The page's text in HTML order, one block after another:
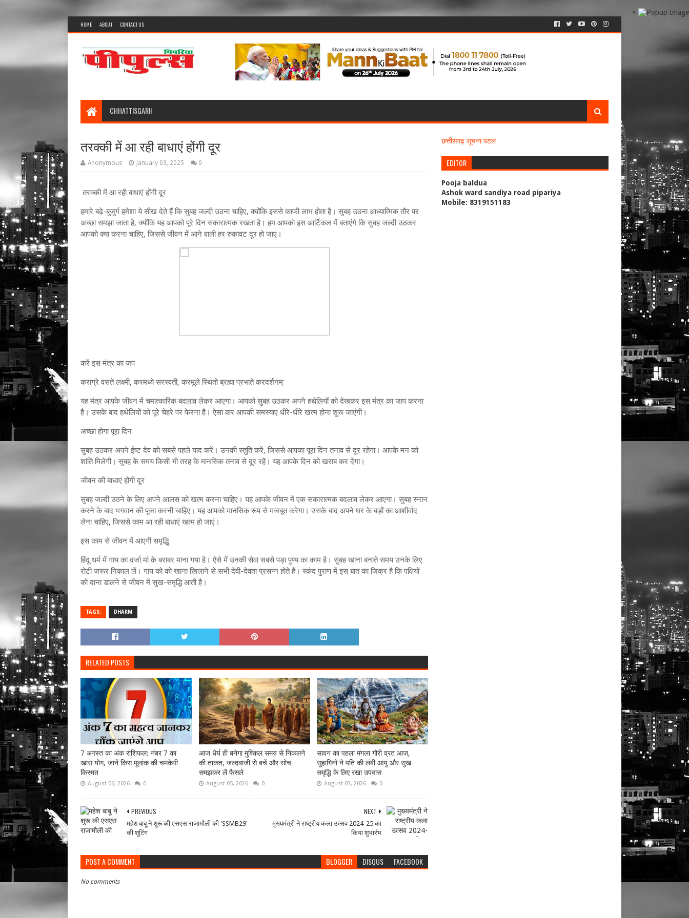
×
HOME ABOUT CONTACT US
CHHATTISGARH
तरक्की में आ रही बाधाएं होंगी दूर
Anonymous January 03, 2025 0
तरक्की में आ रही बाधाएं होंगी दूर
हमारे बढ़े-बुजुर्ग हमेशा ये सीख देते हैं कि सुबह जल्दी उठना चाहिए, क्योंकि इससे काफी लाभ होता है। सुबह उठना आध्यात्मिक तौर पर
अच्छा समझा जाता है, क्योंकि यह आपको पूरे दिन सकारात्मक रखता है। हम आपको इस आर्टिकल में बताएंगे कि सुबह जल्दी उठकर
आपको क्या करना चाहिए, जिससे जीवन में आने वाली हर रुकावट दूर हो जाए।
करें इस मंत्र का जप
कराग्रे वसते लक्ष्मी, करमध्ये सरस्वती, करमूले स्थितो ब्रह्मा प्रभाते करदर्शनम्'
यह मंत्र आपके जीवन में चमात्कारिक बदलाव लेकर आएगा। आपको सुबह उठकर अपने हथेलियों को देखकर इस मंत्र का जाप करना
है। उसके बाद हथेलियों को पूरे चेहरे पर फेरना है। ऐसा कर आपकी समस्याएं धीरे-धीरे खत्म होना शुरू जाएंगी।
अच्छा होगा पूरा दिन
सुबह उठकर अपने ईष्ट देव को सबसे पहले याद करें। उनकी स्तुति करें, जिससे आपका पूरा दिन तनाव से दूर रहेगा। आपके मन को
शांति मिलेगी। सुबह के समय किसी भी तरह के मानसिक तनाव से दूर रहें। यह आपके दिन को खराब कर देगा।
जीवन की बाधाएं होंगी दूर
सुबह जल्दी उठने के लिए अपने आलस को खत्म करना चाहिए। यह आपके जीवन में एक सकारात्मक बदलाव लेकर आएगा। सुबह स्नान
करने के बाद भगवान की पूजा करनी चाहिए। यह आपको मानसिक रूप से मजबूत करेगा। उसके बाद अपने घर के बड़ों का आशीर्वाद
लेना चाहिए, जिससे काम आ रही बाधाएं खत्म हो जाएं।
इस काम से जीवन में आएगी समृद्धिृ
हिंदू धर्म में गाय का दर्जा मां के बराबर माना गया है। ऐसे में उनकी सेवा सबसे पड़ा पुण्य का काम है। सुबह खाना बनाते समय उनके लिए
रोटी जरूर निकाल लें। गाय को को खाना खिलाने से सभी देवी-देवता प्रसन्न होते हैं। स्कंद पुराण में इस बात का जिक्र है कि पक्षियों
को दाना डालने से जीवन में सुख-समृद्धि आती है।
TAGS: DHARM
RELATED POSTS
7 अगस्त का अंक राशिफल: नंबर 7 का
खास योग, जानें किस मूलांक की चमकेगी
किस्मत
August 06, 2026 0
आज धैर्य ही बनेगा मुश्किल समय से निकलने
की ताकत, जल्दबाजी से बचें और सोच-
समझकर लें फैसले
August 05, 2026 0
सावन का पहला मंगला गौरी व्रत आज,
सुहागिनों ने पति की लंबी आयु और सुख-
समृद्धि के लिए रखा उपवास
August 03, 2026 0
NEXT
मुख्यमंत्री ने राष्ट्रीय कला उत्सव 2024-25 का
किया शुभारंभ
PREVIOUS
महेश बाबू ने शुरू की एसएस राजामौली की 'SSMB29'
की शूटिंग
POST A COMMENT BLOGGER DISQUS FACEBOOK
No comments
छत्तीसगढ़ सूचना पटल
EDITOR
Pooja baldua
Ashok ward sandiya road pipariya
Mobile: 8319151183